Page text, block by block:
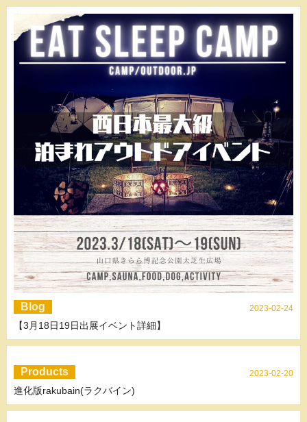
Blog 2023-02-24
【3月18日19日出展イベント詳細】
Products 2023-02-20
進化版rakubain(ラクバイン)